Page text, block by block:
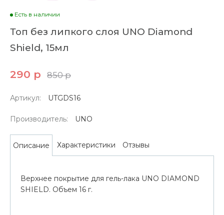
Есть в наличии
Топ без липкого слоя UNO Diamond
Shield, 15мл
290 р 850 р
Артикул: UTGDS16
Производитель: UNO
Описание Характеристики Отзывы
Верхнее покрытие для гель-лака UNO DIAMOND
SHIELD. Объем 16 г.